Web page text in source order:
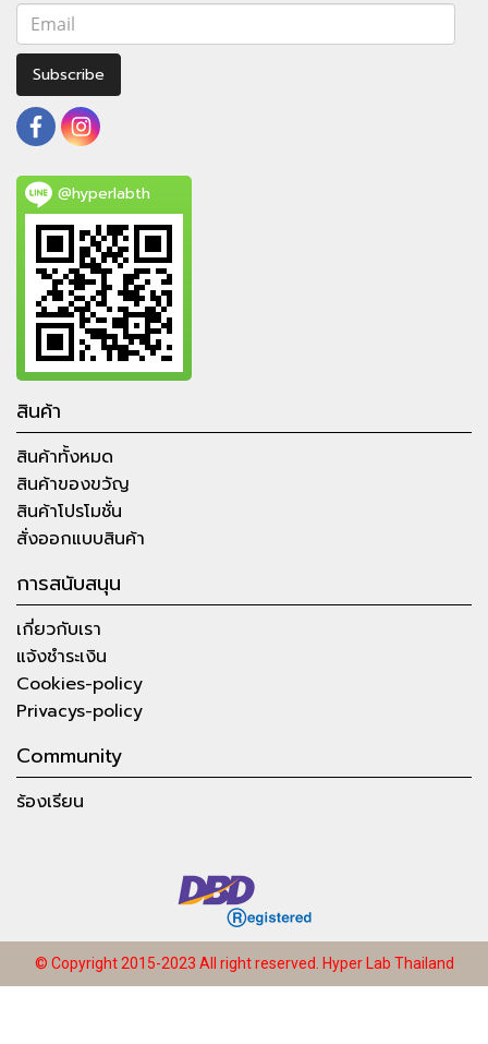
Subscribe
@hyperlabth
สินค้า
สินค้าทั้งหมด
สินค้าของขวัญ
สินค้าโปรโมชั่น
สั่งออกแบบสินค้า
การสนับสนุน
เกี่ยวกับเรา
แจ้งชำระเงิน
Cookies-policy
Privacys-policy
Community
ร้องเรียน
© Copyright 2015-2023 All right reserved. Hyper Lab Thailand